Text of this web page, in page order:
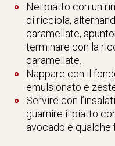
Nel piatto con un
di ricciola,
caramellate,
terminare con la
caramellate.
Nappare con il
emulsionato e
Servire con
guarnire il piatto
avocado e qualche